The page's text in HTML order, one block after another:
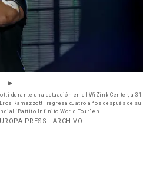
durante una actuación en el WiZink Center, a 31
Ramazzotti regresa cuatro años después de su
‘Battito Infinito World Tour’ en
PRESS - ARCHIVO